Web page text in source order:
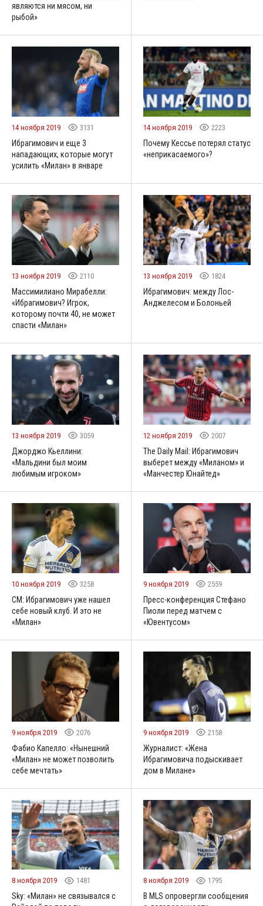
являются ни мясом, ни
рыбой»
14 ноября 2019 3131
Ибрагимович и еще 3
нападающих, которые могут
усилить «Милан» в январе
14 ноября 2019 2223
Почему Кессье потерял статус
«неприкасаемого»?
13 ноября 2019 2110
Массимилиано Мирабелли:
«Ибрагимович? Игрок,
которому почти 40, не может
спасти «Милан»
13 ноября 2019 1824
Ибрагимович: между Лос-
Анджелесом и Болоньей
13 ноября 2019 3059
Джорджо Кьеллини:
«Мальдини был моим
любимым игроком»
12 ноября 2019 2007
The Daily Mail: Ибрагимович
выберет между «Миланом» и
«Манчестер Юнайтед»
10 ноября 2019 3258
CM: Ибрагимович уже нашел
себе новый клуб. И это не
«Милан»
9 ноября 2019 2559
Пресс-конференция Стефано
Пиоли перед матчем с
«Ювентусом»
9 ноября 2019 2076
Фабио Капелло: «Нынешний
«Милан» не может позволить
себе мечтать»
9 ноября 2019 2158
Журналист: «Жена
Ибрагимовича подыскивает
дом в Милане»
8 ноября 2019 1481
Sky: «Милан» не связывался с
8 ноября 2019 1795
В MLS опровергли сообщения